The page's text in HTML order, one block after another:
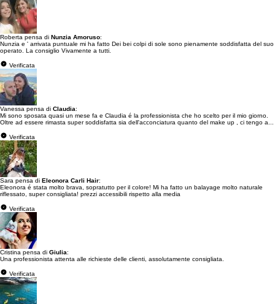
Roberta pensa di Nunzia Amoruso:
Nunzia e ' arrivata puntuale mi ha fatto Dei bei colpi di sole sono pienamente soddisfatta del suo
operato. La consiglio Vivamente a tutti.
Verificata
Vanessa pensa di Claudia:
Mi sono sposata quasi un mese fa e Claudia é la professionista che ho scelto per il mio giorno.
Oltre ad essere rimasta super soddisfatta sia dell'acconciatura quanto del make up , ci tengo a...
Verificata
Sara pensa di Eleonora Carli Hair:
Eleonora é stata molto brava, sopratutto per il colore! Mi ha fatto un balayage molto naturale
riflessato, super consigliata! prezzi accessibili rispetto alla media
Verificata
Cristina pensa di Giulia:
Una professionista attenta alle richieste delle clienti, assolutamente consigliata.
Verificata